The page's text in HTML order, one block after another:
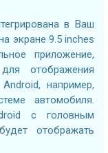
в Ваш
экране 9.5 inches
приложение,
отображения
например,
автомобиля.
с головным
отображать